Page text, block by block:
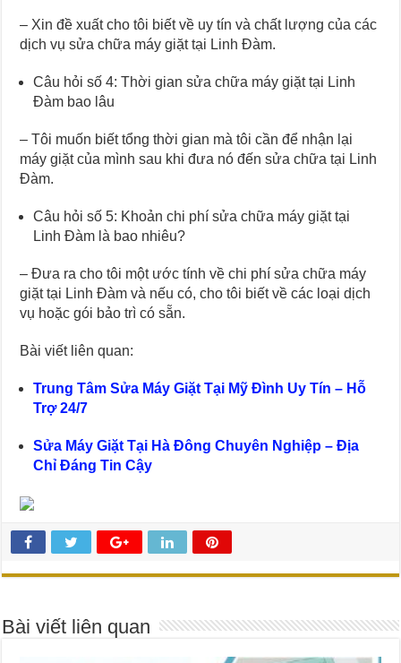
– Xin đề xuất cho tôi biết về uy tín và chất lượng của các
dịch vụ sửa chữa máy giặt tại Linh Đàm.
Câu hỏi số 4: Thời gian sửa chữa máy giặt tại Linh
Đàm bao lâu
– Tôi muốn biết tổng thời gian mà tôi cần để nhận lại
máy giặt của mình sau khi đưa nó đến sửa chữa tại Linh
Đàm.
Câu hỏi số 5: Khoản chi phí sửa chữa máy giặt tại
Linh Đàm là bao nhiêu?
– Đưa ra cho tôi một ước tính về chi phí sửa chữa máy
giặt tại Linh Đàm và nếu có, cho tôi biết về các loại dịch
vụ hoặc gói bảo trì có sẵn.
Bài viết liên quan:
Trung Tâm Sửa Máy Giặt Tại Mỹ Đình Uy Tín – Hỗ
Trợ 24/7
Sửa Máy Giặt Tại Hà Đông Chuyên Nghiệp – Địa
Chỉ Đáng Tin Cậy
Bài viết liên quan